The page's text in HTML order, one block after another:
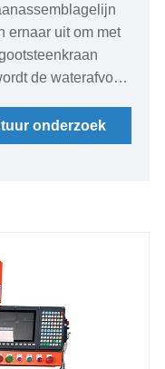
ernaar uit om met
de waterafvoer
onderzoek